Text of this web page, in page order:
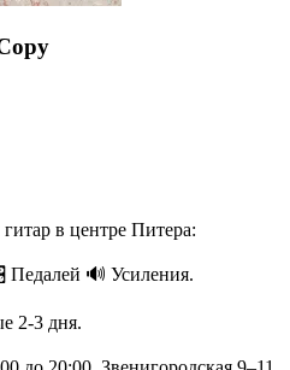
в центре Питера:
🔊 Усиления.
2-3 дня.